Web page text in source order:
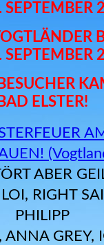
BAD ELSTER!
ABER
RIGHT
PHILIPP
ANNA GREY,